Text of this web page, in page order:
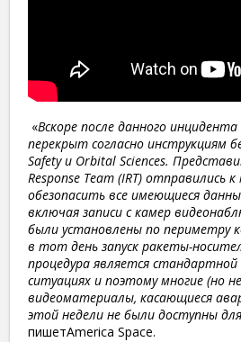
«Вскоре после данного
перекрыт согласно инструкциям
Safety и Orbital Sciences.
Response Team (IRT) отправились
обезопасить все имеющиеся
включая записи с камер
были установлены по периметру
в тот день запуск ракеты-
процедура является
ситуациях и поэтому многие (но
видеоматериалы, касающиеся
этой недели не были доступны
пишетAmerica Space.